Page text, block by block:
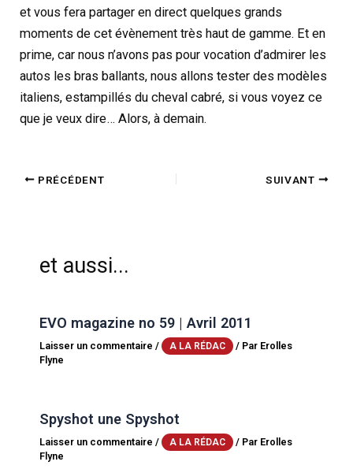
et vous fera partager en direct quelques grands
moments de cet évènement très haut de gamme. Et en
prime, car nous n’avons pas pour vocation d’admirer les
autos les bras ballants, nous allons tester des modèles
italiens, estampillés du cheval cabré, si vous voyez ce
que je veux dire… Alors, à demain.
PRÉCÉDENT SUIVANT
et aussi...
EVO magazine no 59 | Avril 2011
Laisser un commentaire / A LA RÉDAC / Par Erolles
Flyne
Spyshot une Spyshot
Laisser un commentaire / A LA RÉDAC / Par Erolles
Flyne